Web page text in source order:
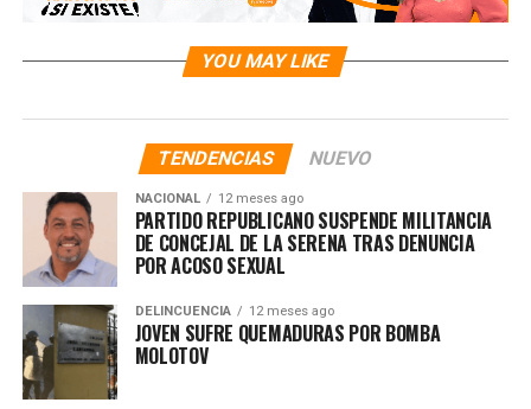
YOU MAY LIKE
TENDENCIAS NUEVO
NACIONAL 12 meses ago
PARTIDO REPUBLICANO SUSPENDE MILITANCIA
DE CONCEJAL DE LA SERENA TRAS DENUNCIA
POR ACOSO SEXUAL
DELINCUENCIA 12 meses ago
JOVEN SUFRE QUEMADURAS POR BOMBA
MOLOTOV